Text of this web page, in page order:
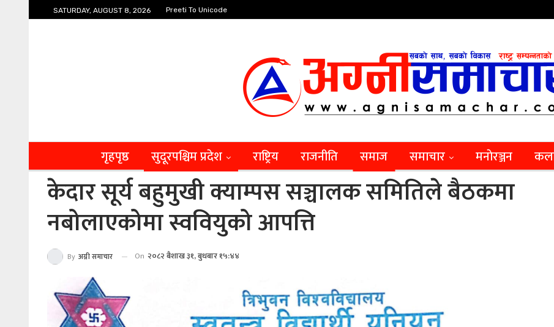
SATURDAY, AUGUST 8, 2026 Preeti To Unicode
गृहपृष्ठ सुदूरपश्चिम प्रदेश राष्ट्रिय राजनीति समाज समाचार मनाेरञ्जन
केदार सूर्य बहुमुखी क्याम्पस सञ्चालक समितिले बैठकमा
नबोलाएकोमा स्ववियुको आपत्ति
By अग्नी समाचार On २०८२ बैशाख ३१, बुधबार १५:४४